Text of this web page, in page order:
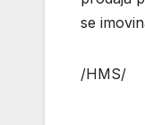
se
/HMS/